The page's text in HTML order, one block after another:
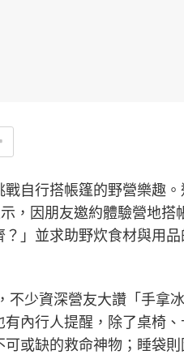
自行搭帳篷的野營樂趣
，因朋友邀約體驗營地搭
」並求助野炊食材與用品
不少資深營友大讚「手拿
內行人提醒，除了桌椅
或缺的救命神物；睡袋